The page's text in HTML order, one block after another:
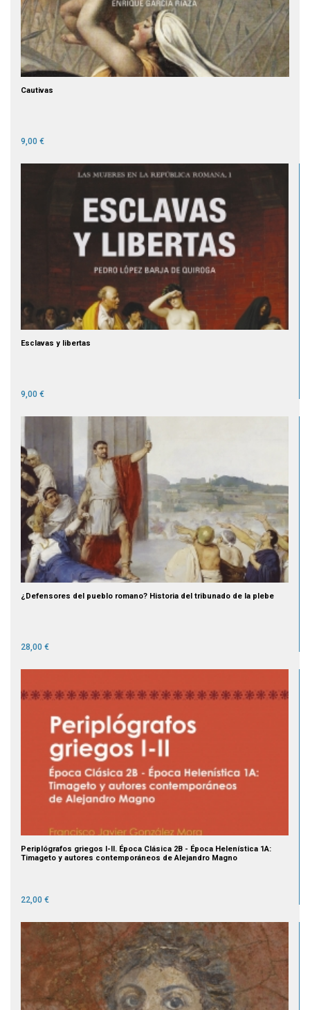
Cautivas
9,00 €
Esclavas y libertas
9,00 €
¿Defensores del pueblo romano? Historia del tribunado de la plebe
28,00 €
Periplógrafos griegos I-II. Época Clásica 2B - Época Helenística 1A:
Timageto y autores contemporáneos de Alejandro Magno
22,00 €